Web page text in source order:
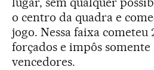
o centro da quadra e
jogo. Nessa faixa cometeu
forçados e impôs somente
vencedores.